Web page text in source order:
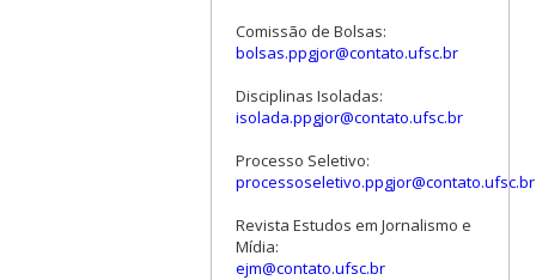
Comissão de Bolsas:
bolsas.ppgjor@contato.ufsc.br
Disciplinas Isoladas:
isolada.ppgjor@contato.ufsc.br
Processo Seletivo:
processoseletivo.ppgjor@contato.ufsc.br
Revista Estudos em Jornalismo e
Mídia:
ejm@contato.ufsc.br